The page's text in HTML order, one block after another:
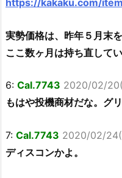
https://kakaku.com/
実勢価格は、昨年５月末
ここ数ヶ月は持ち直してい
6: Cal.7743 2020/02/
もはや投機商材だな。グ
7: Cal.7743 2020/02/24(
ディスコンかよ。